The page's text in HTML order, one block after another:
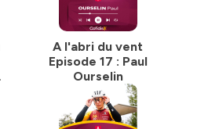
A l'abri du vent
Episode 17 : Paul
Ourselin